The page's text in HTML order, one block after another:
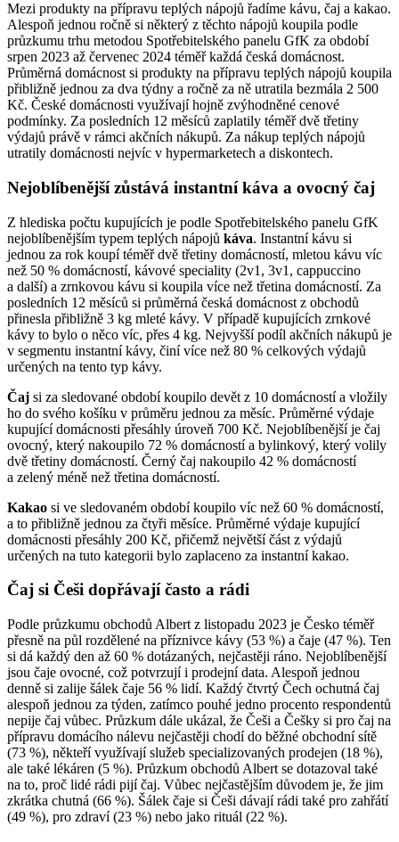
Mezi produkty na přípravu teplých nápojů řadíme kávu, čaj a kakao.
Alespoň jednou ročně si některý z těchto nápojů koupila podle
průzkumu trhu metodou Spotřebitelského panelu GfK za období
srpen 2023 až červenec 2024 téměř každá česká domácnost.
Průměrná domácnost si produkty na přípravu teplých nápojů koupila
přibližně jednou za dva týdny a ročně za ně utratila bezmála 2 500
Kč. České domácnosti využívají hojně zvýhodněné cenové
podmínky. Za posledních 12 měsíců zaplatily téměř dvě třetiny
výdajů právě v rámci akčních nákupů. Za nákup teplých nápojů
utratily domácnosti nejvíc v hypermarketech a diskontech.
Nejoblíbenější zůstává instantní káva a ovocný čaj
Z hlediska počtu kupujících je podle Spotřebitelského panelu GfK
nejoblíbenějším typem teplých nápojů káva. Instantní kávu si
jednou za rok koupí téměř dvě třetiny domácností, mletou kávu víc
než 50 % domácností, kávové speciality (2v1, 3v1, cappuccino
a další) a zrnkovou kávu si koupila více než třetina domácností. Za
posledních 12 měsíců si průměrná česká domácnost z obchodů
přinesla přibližně 3 kg mleté kávy. V případě kupujících zrnkové
kávy to bylo o něco víc, přes 4 kg. Nejvyšší podíl akčních nákupů je
v segmentu instantní kávy, činí více než 80 % celkových výdajů
určených na tento typ kávy.
Čaj si za sledované období koupilo devět z 10 domácností a vložily
ho do svého košíku v průměru jednou za měsíc. Průměrné výdaje
kupující domácnosti přesáhly úroveň 700 Kč. Nejoblíbenější je čaj
ovocný, který nakoupilo 72 % domácností a bylinkový, který volily
dvě třetiny domácností. Černý čaj nakoupilo 42 % domácností
a zelený méně než třetina domácností.
Kakao si ve sledovaném období koupilo víc než 60 % domácností,
a to přibližně jednou za čtyři měsíce. Průměrné výdaje kupující
domácnosti přesáhly 200 Kč, přičemž největší část z výdajů
určených na tuto kategorii bylo zaplaceno za instantní kakao.
Čaj si Češi dopřávají často a rádi
Podle průzkumu obchodů Albert z listopadu 2023 je Česko téměř
přesně na půl rozdělené na příznivce kávy (53 %) a čaje (47 %). Ten
si dá každý den až 60 % dotázaných, nejčastěji ráno. Nejoblíbenější
jsou čaje ovocné, což potvrzují i prodejní data. Alespoň jednou
denně si zalije šálek čaje 56 % lidí. Každý čtvrtý Čech ochutná čaj
alespoň jednou za týden, zatímco pouhé jedno procento respondentů
nepije čaj vůbec. Průzkum dále ukázal, že Češi a Češky si pro čaj na
přípravu domácího nálevu nejčastěji chodí do běžné obchodní sítě
(73 %), někteří využívají služeb specializovaných prodejen (18 %),
ale také lékáren (5 %). Průzkum obchodů Albert se dotazoval také
na to, proč lidé rádi pijí čaj. Vůbec nejčastějším důvodem je, že jim
zkrátka chutná (66 %). Šálek čaje si Češi dávají rádi také pro zahřátí
(49 %), pro zdraví (23 %) nebo jako rituál (22 %).